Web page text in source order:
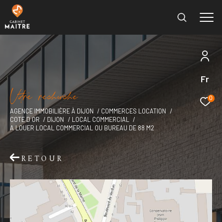
Fr
0
Vore recece
AGENCE IMMOBILIÈRE À DIJON
COMMERCES LOCATION
COTE D OR
DIJON
LOCAL COMMERCIAL
A LOUER LOCAL COMMERCIAL OU BUREAU DE 88 M2
RETOUR
Effectuer une recherche
et trouver le bien qui correspond à vos critères
Type
d'offre
Location immobilier professionnel
Type
de
bien
Type de bien